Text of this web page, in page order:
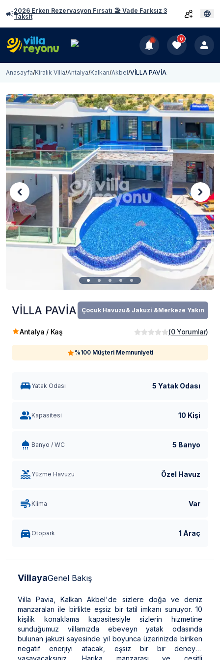
2026 Erken Rezervasyon Fırsatı 🏖️ Vade Farksız 3
Taksit
0
Anasayfa/Kiralık Villa/Antalya/Kalkan/Akbel/VİLLA PAVİA
VİLLA PAVİA Çocuk Havuzu& Jakuzi &Merkeze Yakın
Antalya / Kaş (0 Yorumlar)
%100 Müşteri Memnuniyeti
Yatak Odası 5 Yatak Odası
Kapasitesi 10 Kişi
Banyo / WC 5 Banyo
Yüzme Havuzu Özel Havuz
Klima Var
Otopark 1 Araç
VillayaGenel Bakış
Villa Pavia, Kalkan Akbel'de sizlere doğa ve deniz
manzaraları ile birlikte eşsiz bir tatil imkanı sunuyor. 10
kişilik konaklama kapasitesiyle sizlerin hizmetine
sunduğumuz villamızda ebeveyn yatak odasında
bulunan jakuzi sayesinde yıl boyunca üzerinizde biriken
negatif enerjiyi atacak, eşsiz bir bir deneyim
yaşayacaksınız. Harika manzarası ve çeşitli